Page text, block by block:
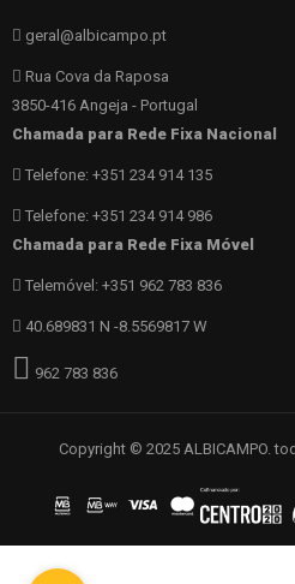
geral@albicampo.pt
Rua Cova da Raposa
3850-416 Angeja - Portugal
Chamada para Rede Fixa Nacional
Telefone: +351 234 914 135
Telefone: +351 234 914 986
Chamada para Rede Fixa Móvel
Telemóvel: +351 962 783 836
40.689831 N -8.5569817 W
962 783 836
Copyright © 2025 ALBICAMPO.